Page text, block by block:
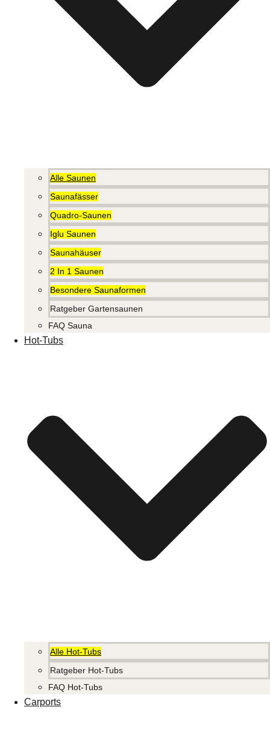
Alle Saunen
Saunafässer
Quadro-Saunen
Iglu Saunen
Saunahäuser
2 In 1 Saunen
Besondere Saunaformen
Ratgeber Gartensaunen
FAQ Sauna
Hot-Tubs
Alle Hot-Tubs
Ratgeber Hot-Tubs
FAQ Hot-Tubs
Carports